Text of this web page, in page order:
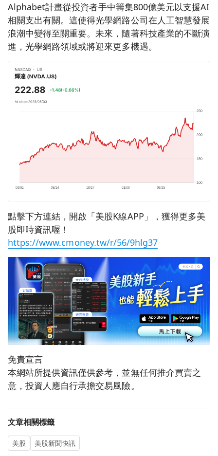
Alphabet計畫從投資者手中籌集800億美元以支援AI
相關支出有關。這使得光學網路公司在人工智慧發展
浪潮中變得至關重要。未來，隨著科技產業的不斷演
進，光學網路領域或將迎來更多機遇。
點擊下方連結，開啟「美股K線APP」，獲得更多美
股即時資訊喔！
https://www.cmoney.tw/r/56/9hlg37
免責宣言
本網站所提供資訊僅供參考，並無任何推介買賣之
意，投資人應自行承擔交易風險。
文章相關標籤
美股 美股新聞快訊